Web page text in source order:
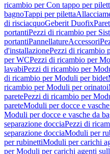
ricambio per Con tappo per
bagnoTappi per piletta
di risciacquoGeberit Duofix
portantiPezzi di ricambio per
portantiPannellatureAccessori
d'installazionePezzi di ricambio
per WCPezzi di ricambio per
lavabiPezzi di ricambio per
di ricambio per Moduli per bidet
ricambio per Moduli per orinatoi
paretePezzi di ricambio per
pareteModuli per docce e
Moduli per docce e vasche da
separazione docciaPezzi di
separazione docciaModuli per
per rubinettiModuli per carichi
per Moduli per carichi agenti